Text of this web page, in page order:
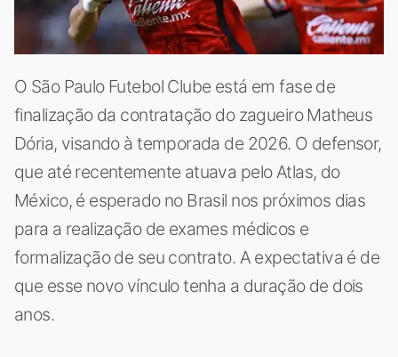
O São Paulo Futebol Clube está em fase de
finalização da contratação do zagueiro Matheus
Dória, visando à temporada de 2026. O defensor,
que até recentemente atuava pelo Atlas, do
México, é esperado no Brasil nos próximos dias
para a realização de exames médicos e
formalização de seu contrato. A expectativa é de
que esse novo vínculo tenha a duração de dois
anos.